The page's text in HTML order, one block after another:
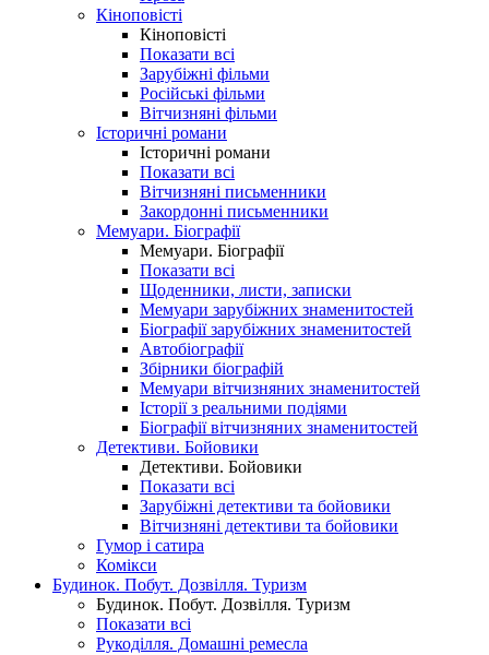
Кіноповісті
Кіноповісті
Показати всі
Зарубіжні фільми
Російські фільми
Вітчизняні фільми
Історичні романи
Історичні романи
Показати всі
Вітчизняні письменники
Закордонні письменники
Мемуари. Біографії
Мемуари. Біографії
Показати всі
Щоденники, листи, записки
Мемуари зарубіжних знаменитостей
Біографії зарубіжних знаменитостей
Автобіографії
Збірники біографій
Мемуари вітчизняних знаменитостей
Історії з реальними подіями
Біографії вітчизняних знаменитостей
Детективи. Бойовики
Детективи. Бойовики
Показати всі
Зарубіжні детективи та бойовики
Вітчизняні детективи та бойовики
Гумор і сатира
Комікси
Будинок. Побут. Дозвілля. Туризм
Будинок. Побут. Дозвілля. Туризм
Показати всі
Рукоділля. Домашні ремесла